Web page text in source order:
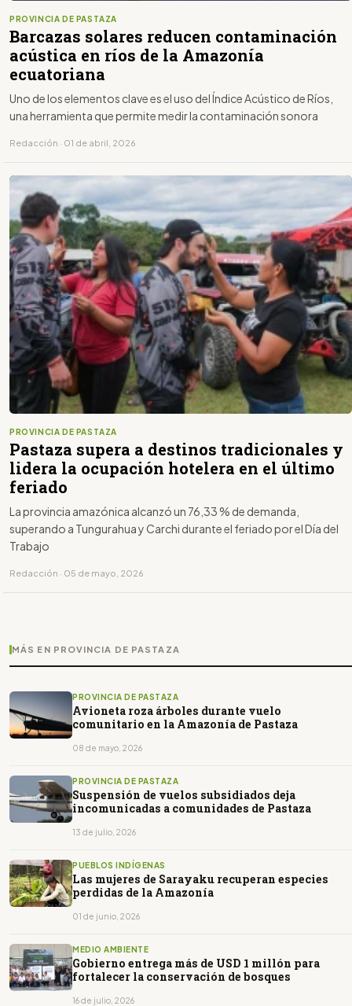
PROVINCIA DE PASTAZA
Barcazas solares reducen contaminación
acústica en ríos de la Amazonía
ecuatoriana
Uno de los elementos clave es el uso del Índice Acústico de Ríos,
una herramienta que permite medir la contaminación sonora
Redacción · 01 de abril, 2026
PROVINCIA DE PASTAZA
Pastaza supera a destinos tradicionales y
lidera la ocupación hotelera en el último
feriado
La provincia amazónica alcanzó un 76,33 % de demanda,
superando a Tungurahua y Carchi durante el feriado por el Día del
Trabajo
Redacción · 05 de mayo, 2026
MÁS EN PROVINCIA DE PASTAZA
PROVINCIA DE PASTAZA
Avioneta roza árboles durante vuelo
comunitario en la Amazonía de Pastaza
08 de mayo, 2026
PROVINCIA DE PASTAZA
Suspensión de vuelos subsidiados deja
incomunicadas a comunidades de Pastaza
13 de julio, 2026
PUEBLOS INDÍGENAS
Las mujeres de Sarayaku recuperan especies
perdidas de la Amazonía
01 de junio, 2026
MEDIO AMBIENTE
Gobierno entrega más de USD 1 millón para
fortalecer la conservación de bosques
16 de julio, 2026